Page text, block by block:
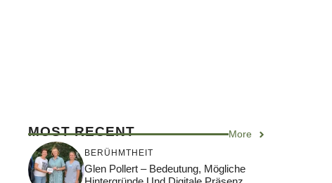
MOST RECENT More
BERÜHMTHEIT
Glen Pollert – Bedeutung, Mögliche